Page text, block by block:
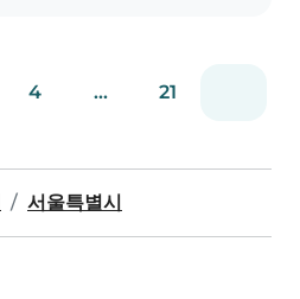
4 ... 21
서울특별시